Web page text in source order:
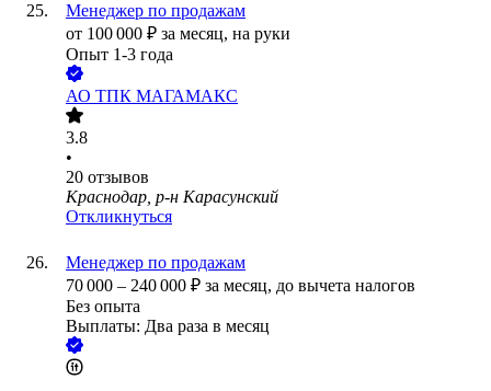
Менеджер по продажам
от 100 000 ₽ за месяц, на руки
Опыт 1-3 года
АО ТПК МАГАМАКС
3.8
•
20 отзывов
Краснодар, р-н Карасунский
Откликнуться
Менеджер по продажам
70 000 – 240 000 ₽ за месяц, до вычета налогов
Без опыта
Выплаты: Два раза в месяц